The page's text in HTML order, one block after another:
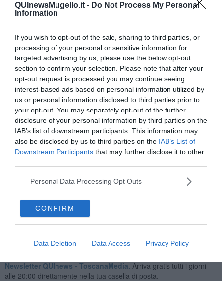
QUInewsMugello.it - Do Not Process My Personal
Information
If you wish to opt-out of the sale, sharing to third parties, or
processing of your personal or sensitive information for
targeted advertising by us, please use the below opt-out
section to confirm your selection. Please note that after your
opt-out request is processed you may continue seeing
interest-based ads based on personal information utilized by
us or personal information disclosed to third parties prior to
your opt-out. You may separately opt-out of the further
disclosure of your personal information by third parties on the
IAB’s list of downstream participants. This information may
also be disclosed by us to third parties on the IAB’s List of
Downstream Participants that may further disclose it to other
Personal Data Processing Opt Outs
CONFIRM
Data Deletion Data Access Privacy Policy
Ecco l'elenco dei prezzi del carburante in provincia di Firenze.
Comune per comune gli impianti più economici dove fare
rifornimento.
PROVINCIA DI FIRENZE —Questi i prezzi dei carburantirilevati al
giorno 23 May 2026 dalMinistero dello sviluppo economico
Newsletter QUInews - ToscanaMedia.Arriva gratis tutti i giorni
alle 20:00 direttamente nella tua casella di posta.